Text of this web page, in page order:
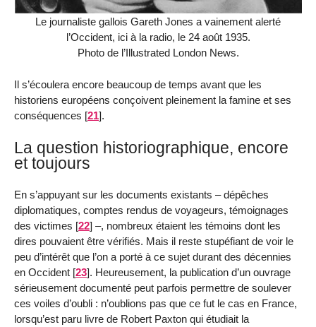
Le journaliste gallois Gareth Jones a vainement alerté
l’Occident, ici à la radio, le 24 août 1935.
Photo de l’Illustrated London News.
Il s’écoulera encore beaucoup de temps avant que les
historiens européens conçoivent pleinement la famine et ses
conséquences [21].
La question historiographique, encore
et toujours
En s’appuyant sur les documents existants – dépêches
diplomatiques, comptes rendus de voyageurs, témoignages
des victimes [22] –, nombreux étaient les témoins dont les
dires pouvaient être vérifiés. Mais il reste stupéfiant de voir le
peu d’intérêt que l’on a porté à ce sujet durant des décennies
en Occident [23]. Heureusement, la publication d’un ouvrage
sérieusement documenté peut parfois permettre de soulever
ces voiles d’oubli : n’oublions pas que ce fut le cas en France,
lorsqu’est paru livre de Robert Paxton qui étudiait la